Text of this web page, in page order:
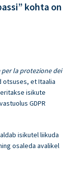
kohta on
per la protezione dei
otsuses, et Itaalia
isikute
GDPR
isikutel liikuda
osaleda avalikel